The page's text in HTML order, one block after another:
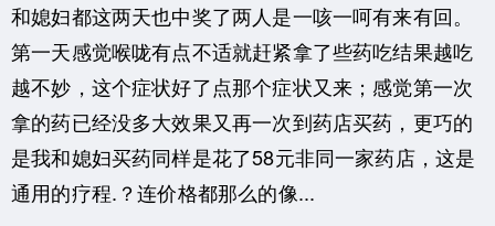
和媳妇都这两天也中奖了两人是一咳一呵有来有回。
第一天感觉喉咙有点不适就赶紧拿了些药吃结果越吃
越不妙，这个症状好了点那个症状又来；感觉第一次
拿的药已经没多大效果又再一次到药店买药，更巧的
是我和媳妇买药同样是花了58元非同一家药店，这是
通用的疗程.？连价格都那么的像...